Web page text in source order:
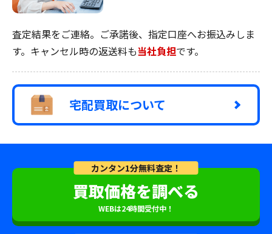
査定結果をご連絡。ご承諾後、指定口座へお振込みしま
す。キャンセル時の返送料も当社負担です。
宅配買取について
カンタン1分無料査定！
買取価格を調べる
WEBは24時間受付中！